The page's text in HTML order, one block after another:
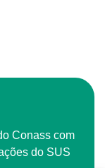
do SUS